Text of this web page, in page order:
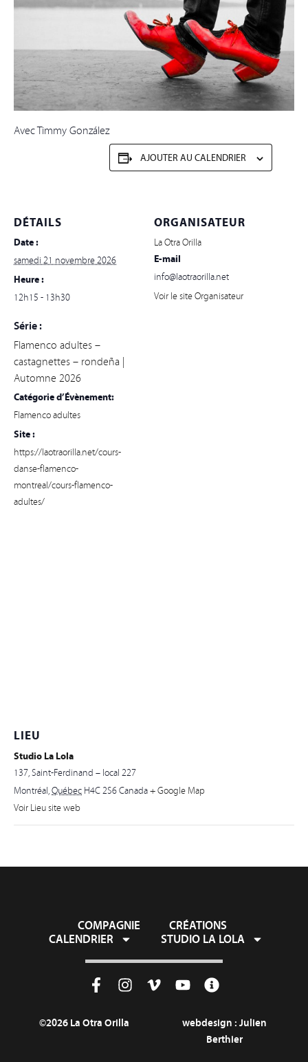
Avec Timmy González
AJOUTER AU CALENDRIER
DÉTAILS
Date :
samedi 21 novembre 2026
Heure :
12h15 - 13h30
Série :
Flamenco adultes –
castagnettes – rondeña |
Automne 2026
Catégorie d’Évènement:
Flamenco adultes
Site :
https://laotraorilla.net/cours-
danse-flamenco-
montreal/cours-flamenco-
adultes/
ORGANISATEUR
La Otra Orilla
E-mail
info@laotraorilla.net
Voir le site Organisateur
LIEU
Studio La Lola
137, Saint-Ferdinand – local 227
Montréal,Québec H4C 2S6Canada+ Google Map
Voir Lieu site web
COMPAGNIE
CRÉATIONS
CALENDRIER
STUDIO LA LOLA
©2026 La Otra Orilla webdesign : Julien
Berthier